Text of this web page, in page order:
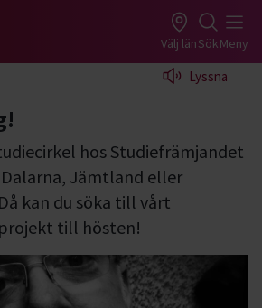
startsida Välj länSökMeny
Lyssna
hos Studiefrämjandet
Jämtland eller
kan du söka till vårt
till hösten!